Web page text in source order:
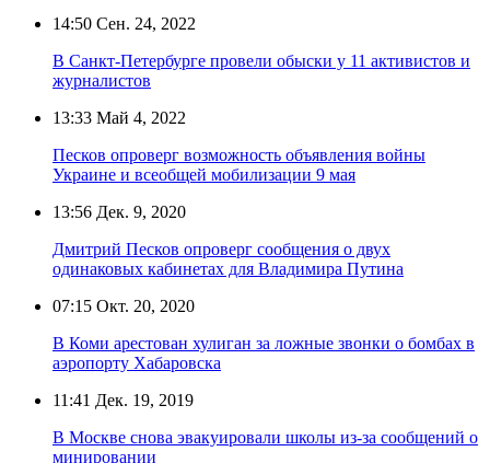
14:50 Сен. 24, 2022
В Санкт-Петербурге провели обыски у 11 активистов и
журналистов
13:33 Май 4, 2022
Песков опроверг возможность объявления войны
Украине и всеобщей мобилизации 9 мая
13:56 Дек. 9, 2020
Дмитрий Песков опроверг сообщения о двух
одинаковых кабинетах для Владимира Путина
07:15 Окт. 20, 2020
В Коми арестован хулиган за ложные звонки о бомбах в
аэропорту Хабаровска
11:41 Дек. 19, 2019
В Москве снова эвакуировали школы из-за сообщений о
минировании